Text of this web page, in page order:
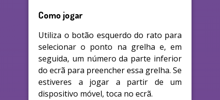
Como jogar
Utiliza o botão esquerdo do rato para
selecionar o ponto na grelha e, em
seguida, um número da parte inferior
do ecrã para preencher essa grelha. Se
estiveres a jogar a partir de um
dispositivo móvel, toca no ecrã.